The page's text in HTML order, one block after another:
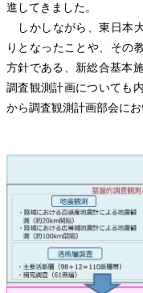
進してきました。
しかしながら、東日本
りとなったことや、その
方針である、新総合基本
調査観測計画についても
から調査観測計画部会に